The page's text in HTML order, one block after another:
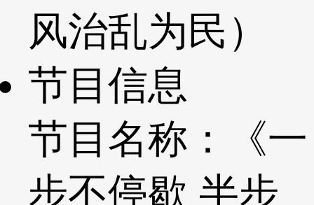
风治乱为民）
节目信息
节目名称：《一
步不停歇 半步